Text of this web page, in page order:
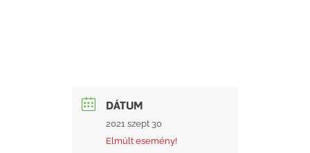
DÁTUM
2021 szept 30
Elmúlt esemény!